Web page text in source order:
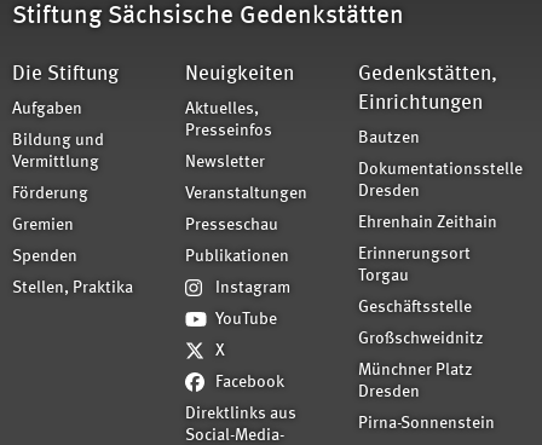
Stiftung Sächsische Gedenkstätten
Die Stiftung
Aufgaben
Bildung und
Vermittlung
Förderung
Gremien
Spenden
Stellen, Praktika
Neuigkeiten
Aktuelles,
Presseinfos
Newsletter
Veranstaltungen
Presseschau
Publikationen
Instagram
YouTube
X
Facebook
Direktlinks aus
Social-Media-
Gedenkstätten,
Einrichtungen
Bautzen
Dokumentationsstelle
Dresden
Ehrenhain Zeithain
Erinnerungsort
Torgau
Geschäftsstelle
Großschweidnitz
Münchner Platz
Dresden
Pirna-Sonnenstein